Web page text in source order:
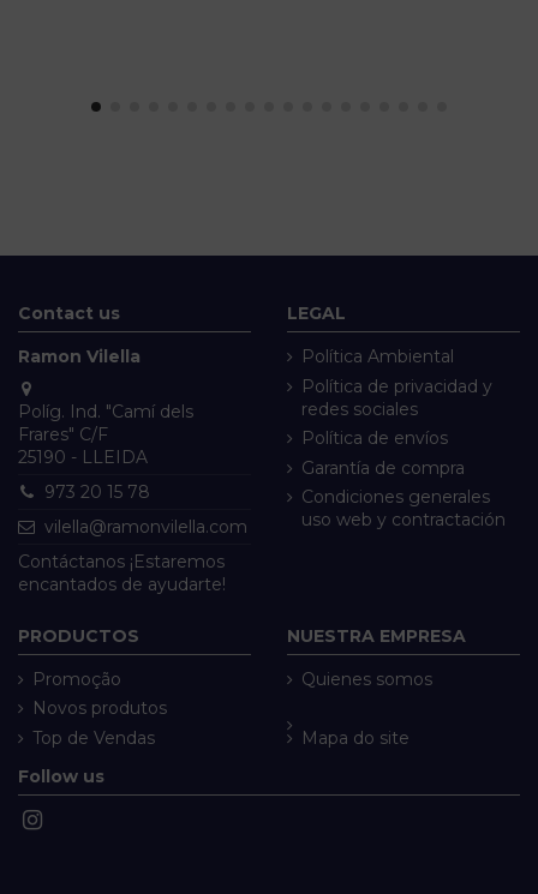
Contact us
Ramon Vilella
Políg. Ind. "Camí dels
Frares" C/F
25190 - LLEIDA
973 20 15 78
vilella@ramonvilella.com
Contáctanos ¡Estaremos
encantados de ayudarte!
LEGAL
Política Ambiental
Política de privacidad y
redes sociales
Política de envíos
Garantía de compra
Condiciones generales
uso web y contractación
PRODUCTOS
Promoção
Novos produtos
Top de Vendas
NUESTRA EMPRESA
Quienes somos
Mapa do site
Follow us